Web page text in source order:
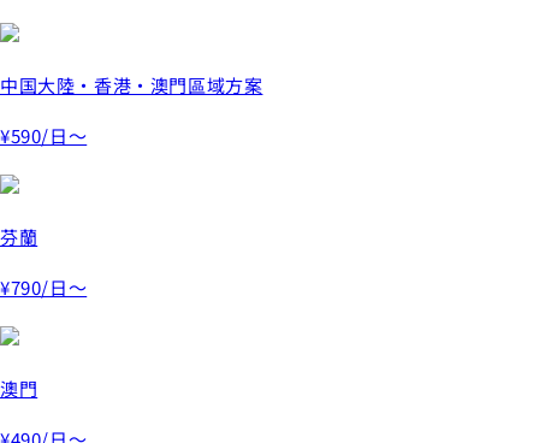
中国大陸・香港・澳門區域方案
¥590/日～
芬蘭
¥790/日～
澳門